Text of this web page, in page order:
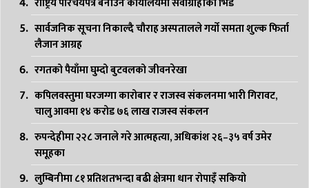
सार्वजनिक सूचना निकाल्दै चौराह अस्पतालले गर्यो समता शुल्क फिर्ता
लैजान आग्रह
रगतको पैयाँमा घुम्दो बुटवलको जीवनरेखा
कपिलवस्तुमा घरजग्गा कारोबार र राजस्व संकलनमा भारी गिरावट,
चालु आवमा १४ करोड ७६ लाख राजस्व संकलन
रुपन्देहीमा २२८ जनाले गरे आत्महत्या, अधिकांश २६–३५ वर्ष उमेर
समूहका
लुम्बिनीमा ८१ प्रतिशतभन्दा बढी क्षेत्रमा धान रोपाइँ सकियो